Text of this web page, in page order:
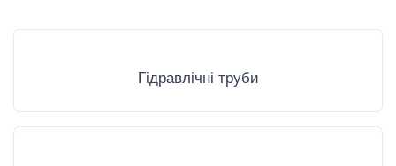
Гідравлічні труби